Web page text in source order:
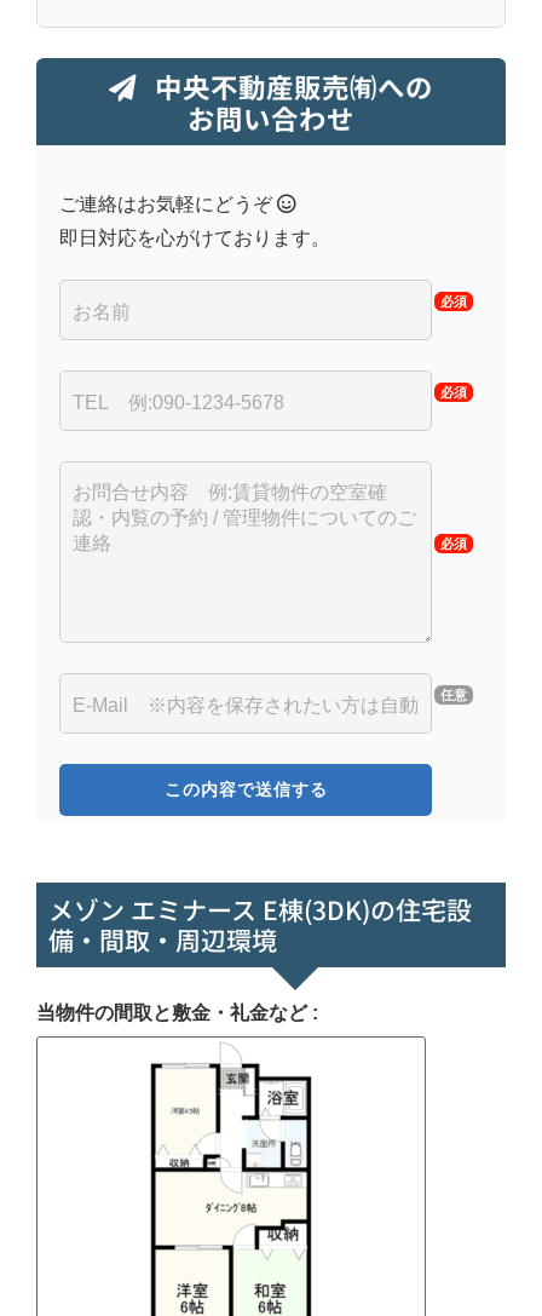
中央不動産販売㈲への
お問い合わせ
ご連絡はお気軽にどうぞ
即日対応を心がけております。
必須
必須
必須
任意
メゾン エミナース E棟(3DK)の住宅設
備・間取・周辺環境
当物件の間取と敷金・礼金など :